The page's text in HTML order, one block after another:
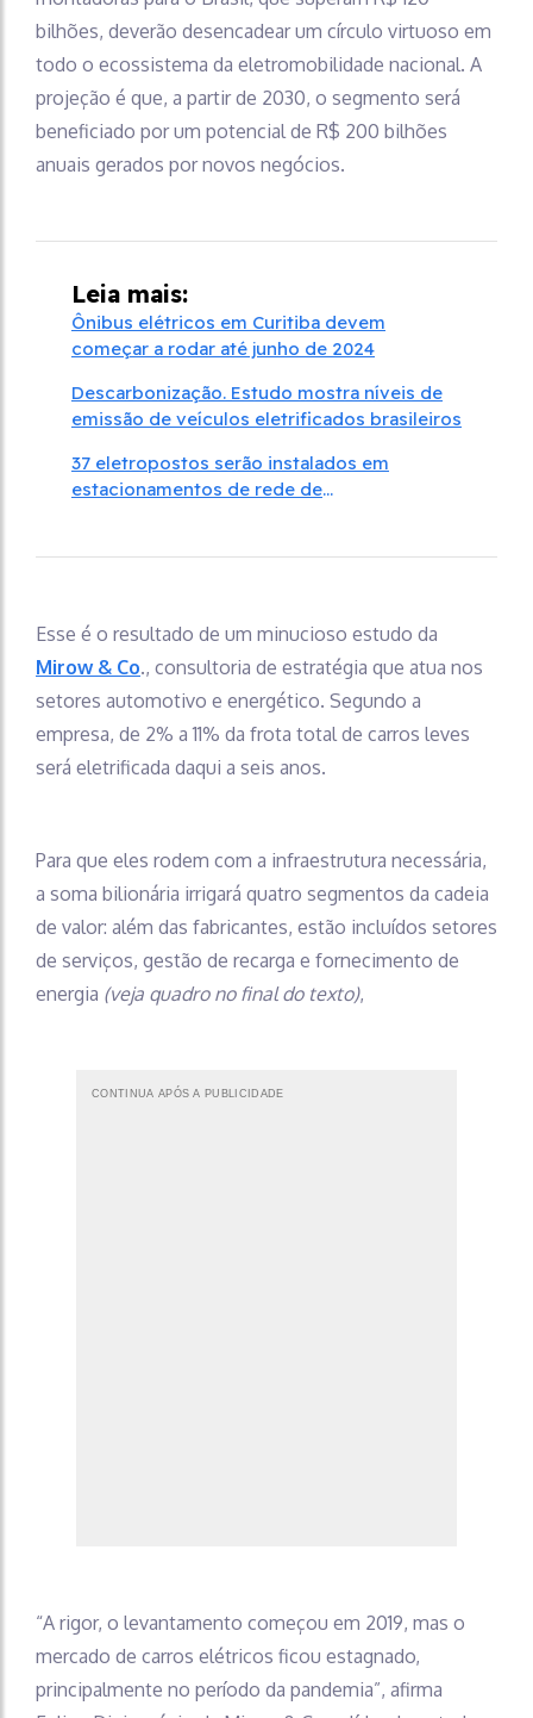
bilhões, deverão desencadear um círculo virtuoso em
todo o ecossistema da eletromobilidade nacional. A
projeção é que, a partir de 2030, o segmento será
beneficiado por um potencial de R$ 200 bilhões
anuais gerados por novos negócios.
Leia mais:
Ônibus elétricos em Curitiba devem
começar a rodar até junho de 2024
Descarbonização. Estudo mostra níveis de
emissão de veículos eletrificados brasileiros
37 eletropostos serão instalados em
estacionamentos de rede de
Esse é o resultado de um minucioso estudo da
Mirow & Co., consultoria de estratégia que atua nos
setores automotivo e energético. Segundo a
empresa, de 2% a 11% da frota total de carros leves
será eletrificada daqui a seis anos.
Para que eles rodem com a infraestrutura necessária,
a soma bilionária irrigará quatro segmentos da cadeia
de valor: além das fabricantes, estão incluídos setores
de serviços, gestão de recarga e fornecimento de
energia (veja quadro no final do texto),
CONTINUA APÓS A PUBLICIDADE
“A rigor, o levantamento começou em 2019, mas o
mercado de carros elétricos ficou estagnado,
principalmente no período da pandemia”, afirma